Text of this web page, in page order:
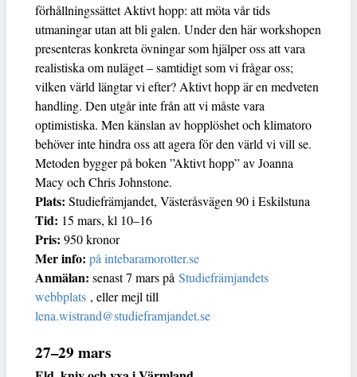
förhållningssättet Aktivt hopp: att möta vår tids
utmaningar utan att bli galen. Under den här workshopen
presenteras konkreta övningar som hjälper oss att vara
realistiska om nuläget – samtidigt som vi frågar oss;
vilken värld längtar vi efter? Aktivt hopp är en medveten
handling. Den utgår inte från att vi måste vara
optimistiska. Men känslan av hopplöshet och klimatoro
behöver inte hindra oss att agera för den värld vi vill se.
Metoden bygger på boken ”Aktivt hopp” av Joanna
Macy och Chris Johnstone.
Plats: Studiefrämjandet, Västeråsvägen 90 i Eskilstuna
Tid: 15 mars, kl 10–16
Pris: 950 kronor
Mer info: på intebaramorotter.se
Anmälan: senast 7 mars på Studiefrämjandets
webbplats , eller mejl till
lena.wistrand@studieframjandet.se
27–29 mars